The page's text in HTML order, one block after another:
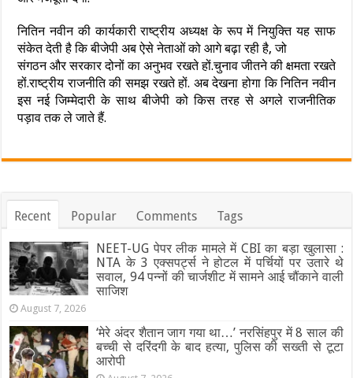
नितिन नवीन की कार्यकारी राष्ट्रीय अध्यक्ष के रूप में नियुक्ति यह साफ
संकेत देती है कि बीजेपी अब ऐसे नेताओं को आगे बढ़ा रही है, जो
संगठन और सरकार दोनों का अनुभव रखते हों.चुनाव जीतने की क्षमता रखते
हों.राष्ट्रीय राजनीति की समझ रखते हों. अब देखना होगा कि नितिन नवीन
इस नई जिम्मेदारी के साथ बीजेपी को किस तरह से अगले राजनीतिक
पड़ाव तक ले जाते हैं.
Recent Popular Comments Tags
NEET-UG पेपर लीक मामले में CBI का बड़ा खुलासा :
NTA के 3 एक्सपर्ट्स ने होटल में पर्चियों पर उतारे थे
सवाल, 94 पन्नों की चार्जशीट में सामने आई चौंकाने वाली
साजिश
August 7, 2026
‘मेरे अंदर शैतान जाग गया था…’ नरसिंहपुर में 8 साल की
बच्ची से दरिंदगी के बाद हत्या, पुलिस की सख्ती से टूटा
आरोपी